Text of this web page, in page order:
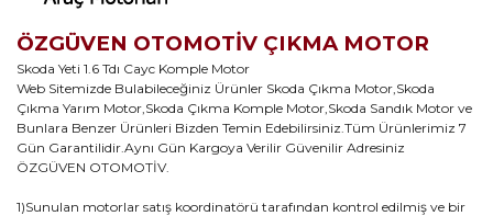
ÖZGÜVEN OTOMOTİV ÇIKMA MOTOR
Skoda Yeti 1.6 Tdı Cayc Komple Motor
Web Sitemizde Bulabileceğiniz Ürünler Skoda Çıkma Motor,Skoda
Çıkma Yarım Motor,Skoda Çıkma Komple Motor,Skoda Sandık Motor ve
Bunlara Benzer Ürünleri Bizden Temin Edebilirsiniz.Tüm Ürünlerimiz 7
Gün Garantilidir.Aynı Gün Kargoya Verilir Güvenilir Adresiniz
ÖZGÜVEN OTOMOTİV.
1)Sunulan motorlar satış koordinatörü tarafından kontrol edilmiş ve bir